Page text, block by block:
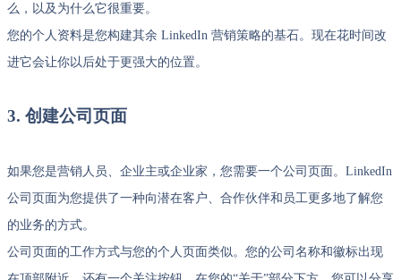
么，以及为什么它很重要。
您的个人资料是您构建其余 LinkedIn 营销策略的基石。现在花时间改
进它会让你以后处于更强大的位置。
3. 创建公司页面
如果您是营销人员、企业主或企业家，您需要一个公司页面。LinkedIn
公司页面为您提供了一种向潜在客户、合作伙伴和员工更多地了解您
的业务的方式。
公司页面的工作方式与您的个人页面类似。您的公司名称和徽标出现